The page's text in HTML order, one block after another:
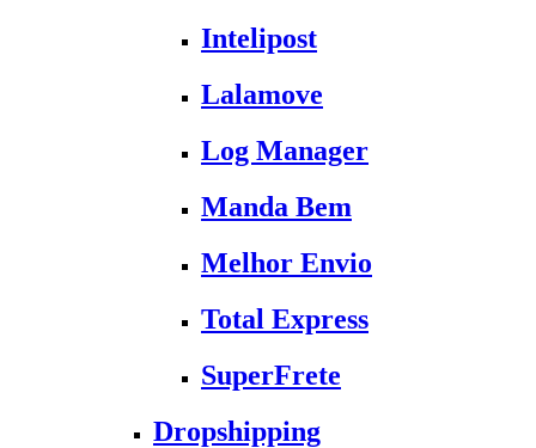
Intelipost
Lalamove
Log Manager
Manda Bem
Melhor Envio
Total Express
SuperFrete
Dropshipping